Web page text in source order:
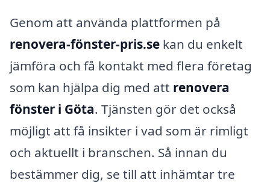
Genom att använda plattformen på
renovera-fönster-pris.se kan du enkelt
jämföra och få kontakt med flera företag
som kan hjälpa dig med att renovera
fönster i Göta. Tjänsten gör det också
möjligt att få insikter i vad som är rimligt
och aktuellt i branschen. Så innan du
bestämmer dig, se till att inhämtar tre